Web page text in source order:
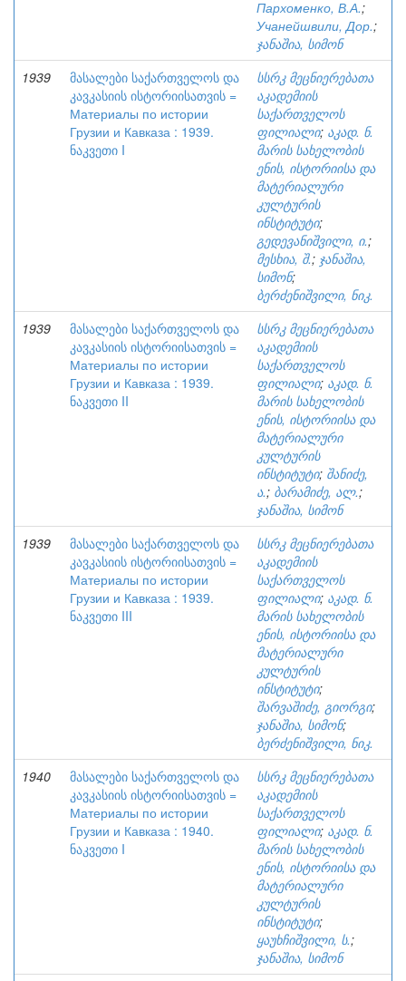
Пархоменко, В.А.;
Учанейшвили, Дор.;
ჯანაშია, სიმონ
1939
მასალები საქართველოს და
კავკასიის ისტორიისათვის =
Материалы по истории
Грузии и Кавказа : 1939.
ნაკვეთი I
სსრკ მეცნიერებათა
აკადემიის
საქართველოს
ფილიალი; აკად. ნ.
მარის სახელობის
ენის, ისტორიისა და
მატერიალური
კულტურის
ინსტიტუტი;
გედევანიშვილი, ი.;
მესხია, შ.; ჯანაშია,
სიმონ;
ბერძენიშვილი, ნიკ.
1939
მასალები საქართველოს და
კავკასიის ისტორიისათვის =
Материалы по истории
Грузии и Кавказа : 1939.
ნაკვეთი II
სსრკ მეცნიერებათა
აკადემიის
საქართველოს
ფილიალი; აკად. ნ.
მარის სახელობის
ენის, ისტორიისა და
მატერიალური
კულტურის
ინსტიტუტი; შანიძე,
ა.; ბარამიძე, ალ.;
ჯანაშია, სიმონ
1939
მასალები საქართველოს და
კავკასიის ისტორიისათვის =
Материалы по истории
Грузии и Кавказа : 1939.
ნაკვეთი III
სსრკ მეცნიერებათა
აკადემიის
საქართველოს
ფილიალი; აკად. ნ.
მარის სახელობის
ენის, ისტორიისა და
მატერიალური
კულტურის
ინსტიტუტი;
შარვაშიძე, გიორგი;
ჯანაშია, სიმონ;
ბერძენიშვილი, ნიკ.
1940
მასალები საქართველოს და
კავკასიის ისტორიისათვის =
Материалы по истории
Грузии и Кавказа : 1940.
ნაკვეთი I
სსრკ მეცნიერებათა
აკადემიის
საქართველოს
ფილიალი; აკად. ნ.
მარის სახელობის
ენის, ისტორიისა და
მატერიალური
კულტურის
ინსტიტუტი;
ყაუხჩიშვილი, ს.;
ჯანაშია, სიმონ